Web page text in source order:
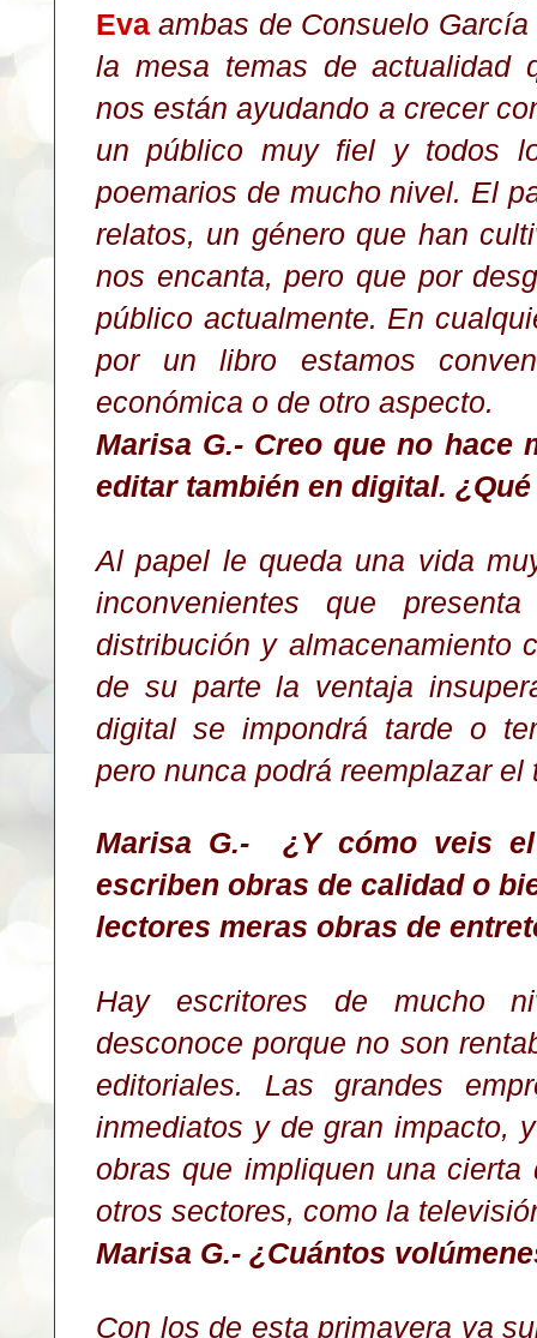
Eva ambas de Consuelo
la mesa temas de actualidad
nos están ayudando a crecer
un público muy fiel y todos
poemarios de mucho nivel. El
relatos, un género que han
nos encanta, pero que por
público actualmente. En
por un libro estamos
económica o de otro aspecto.
Marisa G.- Creo que no hace
editar también en digital.
Al papel le queda una vida
inconvenientes que
distribución y almacenamiento
de su parte la ventaja
digital se impondrá tarde o
pero nunca podrá reemplazar
Marisa G.-
¿Y cómo veis
escriben obras de calidad o
lectores meras obras de
Hay escritores de mucho
desconoce porque no son
editoriales. Las grandes
inmediatos y de gran impacto,
obras que impliquen una cierta
otros sectores, como la
Marisa G.- ¿Cuántos
Con los de esta primavera ya